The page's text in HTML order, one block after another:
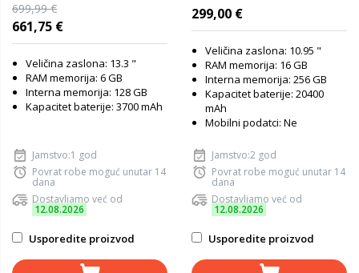
699,99 €
661,75 €
Veličina zaslona: 13.3 "
RAM memorija: 6 GB
Interna memorija: 128 GB
Kapacitet baterije: 3700 mAh
Jamstvo:1 god
Povrat robe moguć unutar 14
dana
Dostavljamo već od
12.08.2026
Usporedite proizvod
299,00 €
Veličina zaslona: 10.95 "
RAM memorija: 16 GB
Interna memorija: 256 GB
Kapacitet baterije: 20400
mAh
Mobilni podatci: Ne
Jamstvo:2 god
Povrat robe moguć unutar 14
dana
Dostavljamo već od
12.08.2026
Usporedite proizvod